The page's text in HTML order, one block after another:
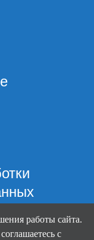
работы сайта.
с